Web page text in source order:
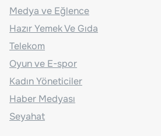
Medya ve Eğlence
Hazır Yemek Ve Gıda
Telekom
Oyun ve E-spor
Kadın Yöneticiler
Haber Medyası
Seyahat